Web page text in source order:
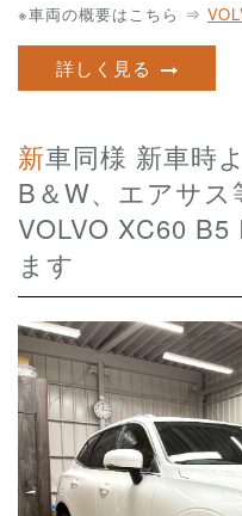
※車両の概要はこちら ⇒
詳しく見る
新車同様 新車時より車庫保管1オーナー
B＆W、エアサ
VOLVO XC60
ます